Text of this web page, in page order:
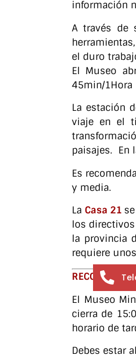
información
A través de
el duro
El Museo
45min/1Hora
La estación
viaje en el
paisajes. En
Es
y media.
La Casa 21
los
la provincia
requiere
El Museo
cierra de
horario de
Debes estar